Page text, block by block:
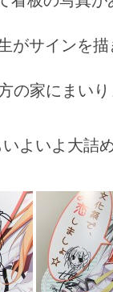
がサインを
の家にまい
よいよ大詰